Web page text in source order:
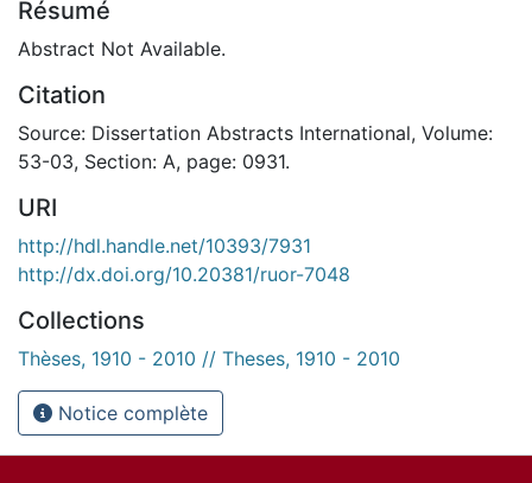
Résumé
Abstract Not Available.
Citation
Source: Dissertation Abstracts International, Volume:
53-03, Section: A, page: 0931.
URI
http://hdl.handle.net/10393/7931
http://dx.doi.org/10.20381/ruor-7048
Collections
Thèses, 1910 - 2010 // Theses, 1910 - 2010
Notice complète